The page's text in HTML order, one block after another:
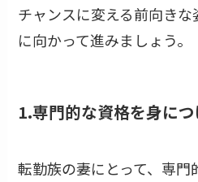
チャンスに変える前向き
に向かって進みましょう。
1.専門的な資格を身に
転勤族の妻にとって、専